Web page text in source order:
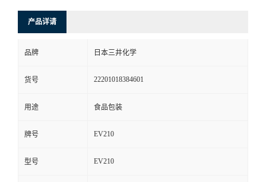
留
言
产品详请
品牌 日本三井化学
货号 22201018384601
用途 食品包装
牌号 EV210
型号 EV210